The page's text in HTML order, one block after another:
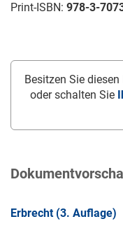
Print-ISBN: 978-3-
Besitzen Sie
oder schalten Sie
Erbrecht (3. Auflage)